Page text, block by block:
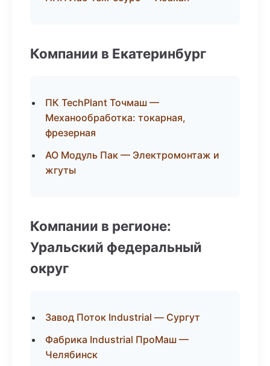
Компании в Екатеринбург
ПК TechPlant Точмаш —
Механообработка: токарная,
фрезерная
АО Модуль Пак — Электромонтаж и
жгуты
Компании в регионе:
Уральский федеральный
округ
Завод Поток Industrial — Сургут
Фабрика Industrial ПроМаш —
Челябинск